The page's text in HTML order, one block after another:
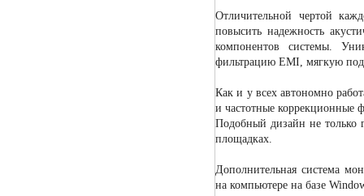
Отличительной чертой
повысить надежность
компонентов системы.
фильтрацию EMI, мягкую
Как и у всех автономно
и частотные коррекционные
Подобный дизайн не только
площадках.
Дополнительная система
на компьютере на базе